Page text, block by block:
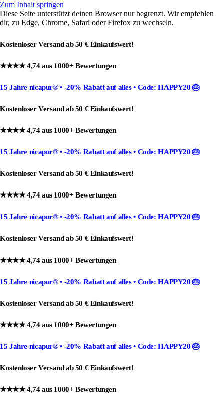
Zum Inhalt springen
Diese Seite unterstützt deinen Browser nur begrenzt. Wir empfehlen
dir, zu Edge, Chrome, Safari oder Firefox zu wechseln.
Kostenloser Versand ab 50 € Einkaufswert!
★★★★ 4,74 aus 1000+ Bewertungen
15 Jahre nicapur®• -20% Rabattauf alles • Code: HAPPY20🎂
Kostenloser Versand ab 50 € Einkaufswert!
★★★★ 4,74 aus 1000+ Bewertungen
15 Jahre nicapur®• -20% Rabattauf alles • Code: HAPPY20🎂
Kostenloser Versand ab 50 € Einkaufswert!
★★★★ 4,74 aus 1000+ Bewertungen
15 Jahre nicapur®• -20% Rabattauf alles • Code: HAPPY20🎂
Kostenloser Versand ab 50 € Einkaufswert!
★★★★ 4,74 aus 1000+ Bewertungen
15 Jahre nicapur®• -20% Rabattauf alles • Code: HAPPY20🎂
Kostenloser Versand ab 50 € Einkaufswert!
★★★★ 4,74 aus 1000+ Bewertungen
15 Jahre nicapur®• -20% Rabattauf alles • Code: HAPPY20🎂
Kostenloser Versand ab 50 € Einkaufswert!
★★★★ 4,74 aus 1000+ Bewertungen